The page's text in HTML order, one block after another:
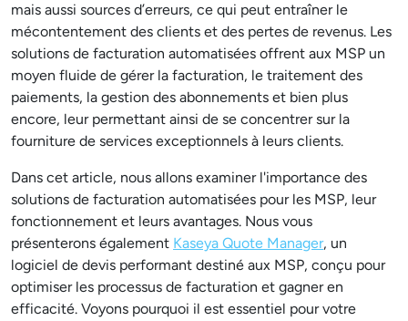
mais aussi sources d’erreurs, ce qui peut entraîner le
mécontentement des clients et des pertes de revenus. Les
solutions de facturation automatisées offrent aux MSP un
moyen fluide de gérer la facturation, le traitement des
paiements, la gestion des abonnements et bien plus
encore, leur permettant ainsi de se concentrer sur la
fourniture de services exceptionnels à leurs clients.
Dans cet article, nous allons examiner l'importance des
solutions de facturation automatisées pour les MSP, leur
fonctionnement et leurs avantages. Nous vous
présenterons également Kaseya Quote Manager, un
logiciel de devis performant destiné aux MSP, conçu pour
optimiser les processus de facturation et gagner en
efficacité. Voyons pourquoi il est essentiel pour votre